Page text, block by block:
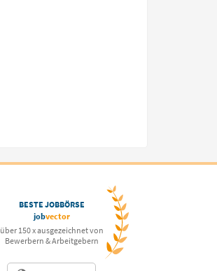
BESTE JOBBÖRSE
jobvector
über 150 x ausgezeichnet von
Bewerbern & Arbeitgebern